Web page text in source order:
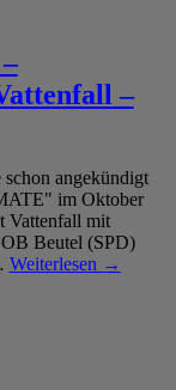
–
angekündigt
im Oktober
Vattenfall mit
Beutel (SPD)
Weiterlesen →